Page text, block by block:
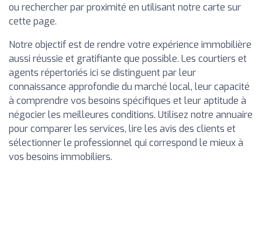
ou rechercher par proximité en utilisant notre carte sur
cette page.
Notre objectif est de rendre votre expérience immobilière
aussi réussie et gratifiante que possible. Les courtiers et
agents répertoriés ici se distinguent par leur
connaissance approfondie du marché local, leur capacité
à comprendre vos besoins spécifiques et leur aptitude à
négocier les meilleures conditions. Utilisez notre annuaire
pour comparer les services, lire les avis des clients et
sélectionner le professionnel qui correspond le mieux à
vos besoins immobiliers.